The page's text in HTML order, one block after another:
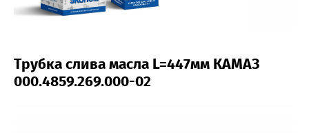
Трубка слива масла L=447мм КАМАЗ
000.4859.269.000-02